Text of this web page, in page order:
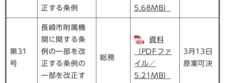
正する条例
5.68MB）
第31
号
長崎市附属機
関に関する条
例の一部を改
正する条例の
一部を改正す
総務
資料
（PDFファ
イル／
5.21MB）
3月13日
原案可決